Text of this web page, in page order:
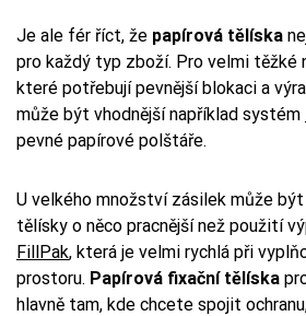
Je ale fér říct, že papírová tělíska
pro každý typ zboží. Pro velmi těžké
které potřebují pevnější blokaci a
může být vhodnější například systém
pevné papírové polštáře.
U velkého množství zásilek může
tělísky o něco pracnější než použití
FillPak, která je velmi rychlá při
prostoru. Papírová fixační tělíska
hlavně tam, kde chcete spojit